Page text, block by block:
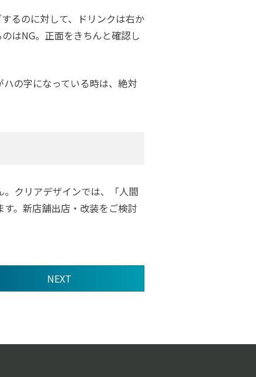
るのに対して、ドリンクは右か
はNG。正面をきちんと確認し
の字になっている時は、絶対
クリアデザインでは、「人間
。新店舗出店・改装をご検討
NEXT